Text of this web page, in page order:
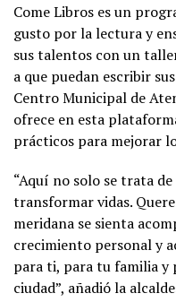
Come Libros es un
gusto por la lectura y
sus talentos con un
a que puedan escribir
Centro Municipal de
ofrece en esta
prácticos para mejorar
“Aquí no solo se trata
transformar vidas.
meridana se sienta
crecimiento personal y
para ti, para tu familia y
ciudad”, añadió la